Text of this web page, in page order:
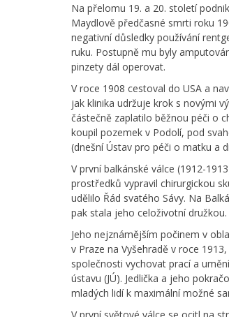
Na přelomu 19. a 20. století
Maydlově předčasné smrti roku
negativní důsledky používání
ruku. Postupně mu byly
pinzety dál operovat.
V roce 1908 cestoval do USA a
jak klinika udržuje krok s novými
částečně zaplatilo běžnou péči o
koupil pozemek v Podolí, pod
(dnešní Ústav pro péči o matku a
V první balkánské válce (1912-
prostředků vypravil chirurgickou
udělilo Řád svatého Sávy. Na
pak stala jeho celoživotní družkou.
Jeho nejznámějším počinem v
v Praze na Vyšehradě v roce
společnosti vychovat prací a
ústavu (JÚ). Jedlička a jeho
mladých lidí k maximální možné